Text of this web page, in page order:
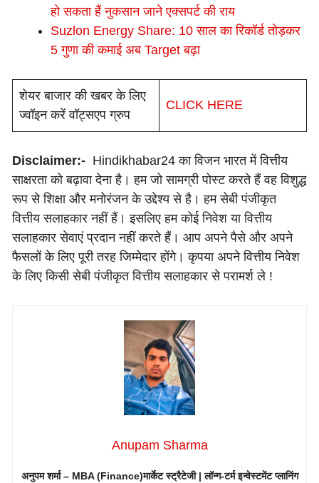
हो सकता हैं नुकसान जाने एक्सपर्ट की राय
Suzlon Energy Share: 10 साल का रिकॉर्ड तोड़कर
5 गुणा की कमाई अब Target बढ़ा
शेयर बाजार की खबर के लिए
ज्वॉइन करें वॉट्सएप ग्रुप
CLICK HERE
Disclaimer:- Hindikhabar24 का विजन भारत में वित्तीय
साक्षरता को बढ़ावा देना है। हम जो सामग्री पोस्ट करते हैं वह विशुद्ध
रूप से शिक्षा और मनोरंजन के उद्देश्य से है। हम सेबी पंजीकृत
वित्तीय सलाहकार नहीं हैं। इसलिए हम कोई निवेश या वित्तीय
सलाहकार सेवाएं प्रदान नहीं करते हैं। आप अपने पैसे और अपने
फैसलों के लिए पूरी तरह जिम्मेदार होंगे। कृपया अपने वित्तीय निवेश
के लिए किसी सेबी पंजीकृत वित्तीय सलाहकार से परामर्श ले !
Anupam Sharma
अनुपम शर्मा – MBA (Finance)मार्केट स्ट्रैटेजी | लॉन्ग-टर्म इन्वेस्टमेंट प्लानिंग